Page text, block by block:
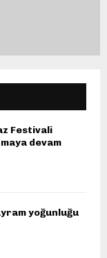
Festivali
devam
yoğunluğu